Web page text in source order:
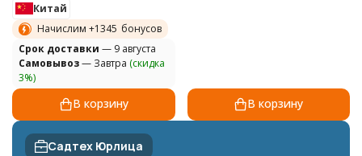
Китай
Начислим +1345 бонусов
Cрок доставки — 9 августа
Самовывоз— Завтра (скидка
3%)
В корзину В корзину
Садтех Юрлица